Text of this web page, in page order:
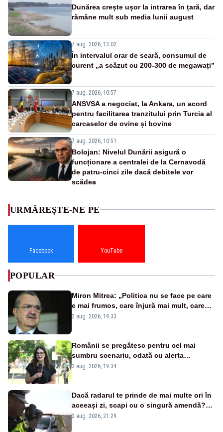
Dunărea crește ușor la intrarea în țară, dar
rămâne mult sub media lunii august
7 aug. 2026, 13:02
În intervalul orar de seară, consumul de
curent „a scăzut cu 200-300 de megawați”
7 aug. 2026, 10:57
ANSVSA a negociat, la Ankara, un acord
pentru facilitarea tranzitului prin Turcia al
carcaselor de ovine și bovine
7 aug. 2026, 10:51
Bolojan: Nivelul Dunării asigură o
funcționare a centralei de la Cernavodă
de patru-cinci zile dacă debitele vor
scădea
URMĂREȘTE-NE PE
Facebook YouTube
POPULAR
Miron Mitrea: „Politica nu se face pe care
e mai frumos, care înjură mai mult, care
țipă mai tare, ci pe proiecte”
2 aug. 2026, 19:33
Românii se pregătesc pentru cel mai
sumbru scenariu, odată cu alerta
energetică
2 aug. 2026, 19:34
Dacă radarul te prinde de mai multe ori în
aceeași zi, scapi cu o singură amendă?
Ce spune legea
2 aug. 2026, 21:29